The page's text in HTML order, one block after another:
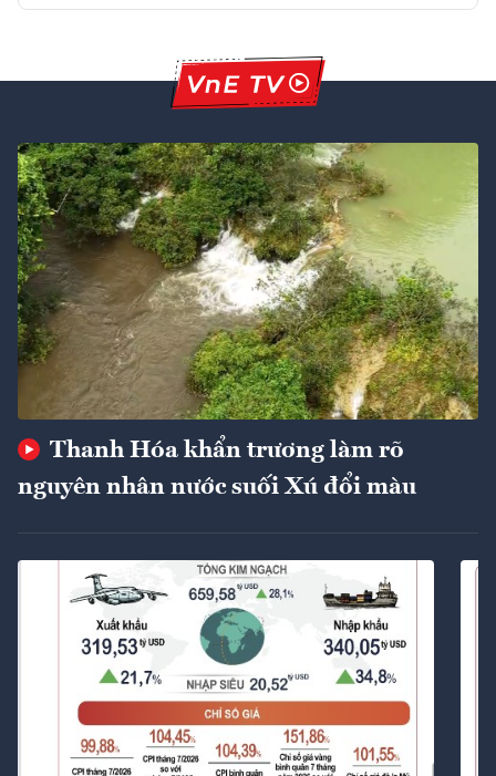
Thanh Hóa khẩn trương làm rõ
nguyên nhân nước suối Xú đổi màu